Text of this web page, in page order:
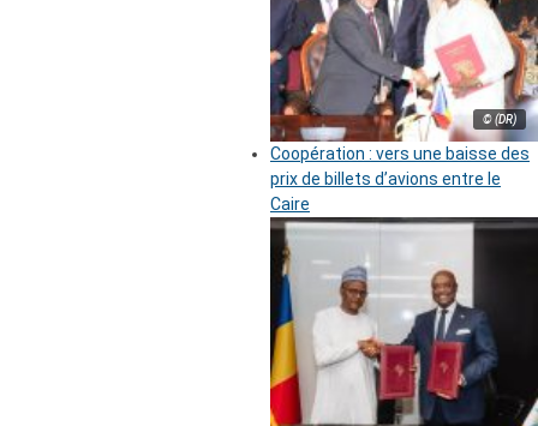
© (DR)
Coopération : vers une baisse des
prix de billets d’avions entre le
Caire